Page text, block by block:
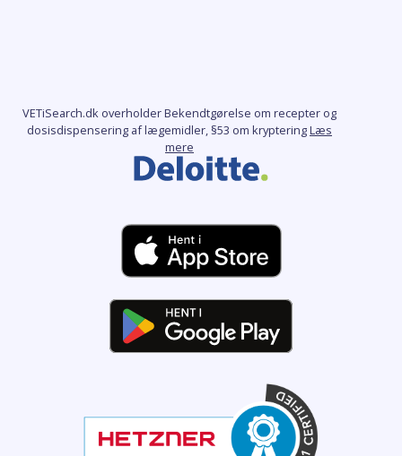
VETiSearch.dk overholder Bekendtgørelse om recepter og
dosisdispensering af lægemidler, §53 om krypteringLæs
mere